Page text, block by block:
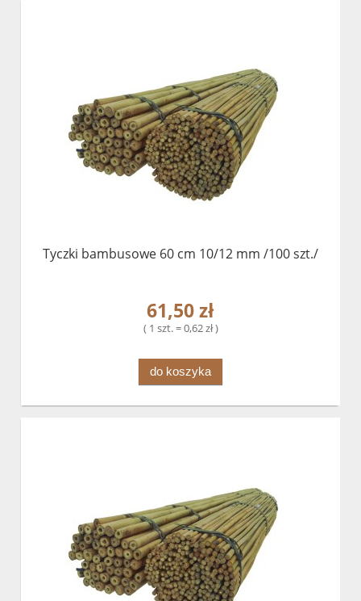
Tyczki bambusowe 60 cm 10/12 mm /100 szt./
61,50 zł
( 1 szt. = 0,62 zł )
do koszyka